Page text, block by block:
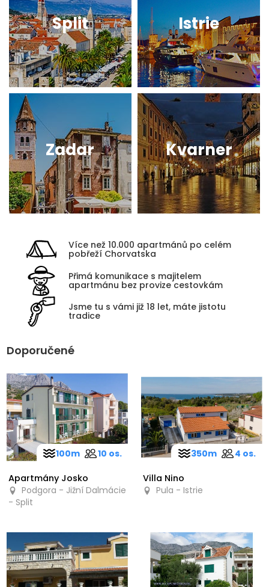
Split Istrie
Zadar Kvarner
Více než 10.000 apartmánů po celém
pobřeží Chorvatska
Přimá komunikace s majitelem
apartmánu bez provize cestovkám
Jsme tu s vámi již 18 let, máte jistotu
tradice
Doporučené
Apartmány Josko
Podgora - Jižní Dalmácie
- Split
100m 10 os.
Villa Nino
Pula - Istrie
350m 4 os.